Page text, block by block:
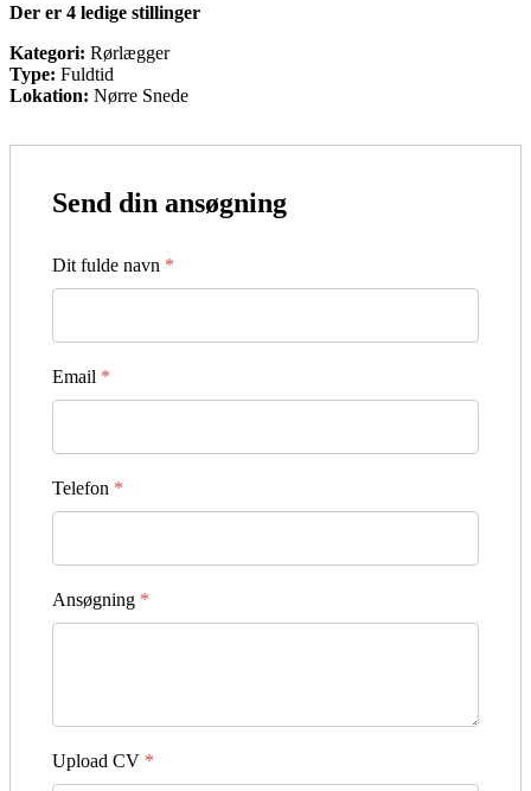
Der er 4 ledige stillinger
Kategori: Rørlægger
Type: Fuldtid
Lokation: Nørre Snede
Send din ansøgning
Dit fulde navn *
Email *
Telefon *
Ansøgning *
Upload CV *